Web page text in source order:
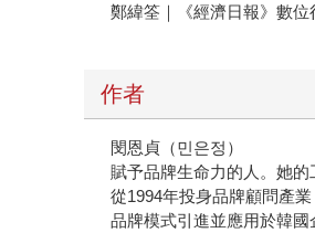
鄭緯筌｜《經濟日報》數位
作者
閔恩貞（민은정）
賦予品牌生命力的人。她
從1994年投身品牌顧問產
品牌模式引進並應用於韓國